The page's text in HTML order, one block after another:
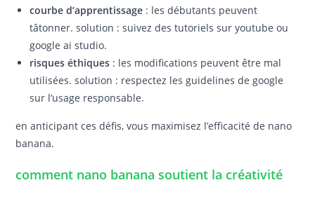
courbe d’apprentissage : les débutants peuvent
tâtonner. solution : suivez des tutoriels sur youtube ou
google ai studio.
risques éthiques : les modifications peuvent être mal
utilisées. solution : respectez les guidelines de google
sur l’usage responsable.
en anticipant ces défis, vous maximisez l’efficacité de nano
banana.
comment nano banana soutient la créativité